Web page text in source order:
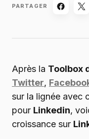
PARTAGER
Après la Toolbox
Twitter,
sur la lignée avec
pour Linkedin,
croissance sur